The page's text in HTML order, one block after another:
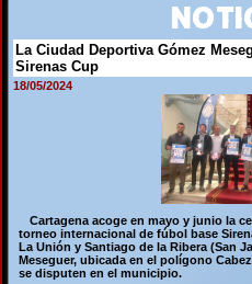
La Ciudad Deportiva Gómez
Sirenas Cup
18/05/2024
Cartagena acoge en mayo y junio la
torneo internacional de fúbol base
La Unión y Santiago de la Ribera (San
Meseguer, ubicada en el polígono
se disputen en el municipio.